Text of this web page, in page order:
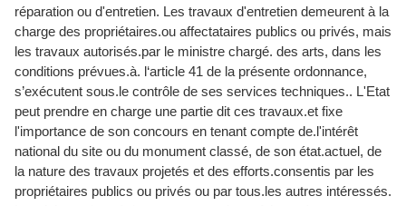
réparation ou d'entretien. Les travaux d'entretien demeurent à la
charge des propriétaires.ou affectataires publics ou privés, mais
les travaux autorisés.par le ministre chargé. des arts, dans les
conditions prévues.à. l‘article 41 de la présente ordonnance,
s’exécutent sous.le contrôle de ses services techniques.. L'Etat
peut prendre en charge une partie dit ces travaux.et fixe
l'importance de son concours en tenant compte de.l'intérêt
national du site ou du monument classé, de son état.actuel, de
la nature des travaux projetés et des efforts.consentis par les
propriétaires publics ou privés ou par tous.les autres intéressés.